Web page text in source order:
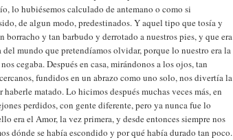
lo hubiésemos calculado de antemano o como si
de algun modo, predestinados. Y aquel tipo que tosía y
borracho y tan barbudo y derrotado a nuestros pies, y que era
del mundo que pretendíamos olvidar, porque lo nuestro era la
cegaba. Después en casa, mirándonos a los ojos, tan
fundidos en un abrazo como uno solo, nos divertía la
haberle matado. Lo hicimos después muchas veces más, en
perdidos, con gente diferente, pero ya nunca fue lo
era el Amor, la vez primera, y desde entonces siempre nos
dónde se había escondido y por qué había durado tan poco.